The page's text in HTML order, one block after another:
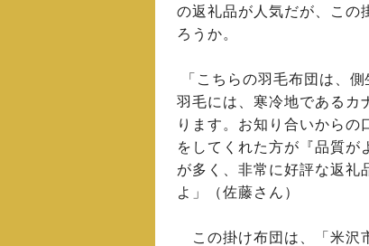
の返礼品が人気だが、この
ろうか。
「こちらの羽毛布団は、
羽毛には、寒冷地であるカ
ります。お知り合いからの
をしてくれた方が『品質が
が多く、非常に好評な返礼
よ」（佐藤さん）
この掛け布団は、「米沢